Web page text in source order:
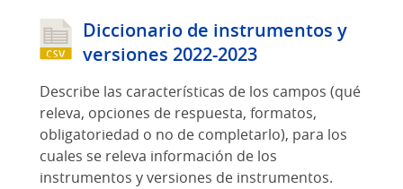
Diccionario de instrumentos y
versiones 2022-2023
Describe las características de los campos (qué
releva, opciones de respuesta, formatos,
obligatoriedad o no de completarlo), para los
cuales se releva información de los
instrumentos y versiones de instrumentos.